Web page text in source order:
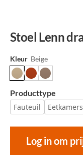
Stoel Lenn
Kleur Beige
Producttype
Fauteuil
Log in om